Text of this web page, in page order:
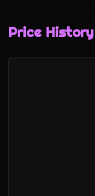
Price History